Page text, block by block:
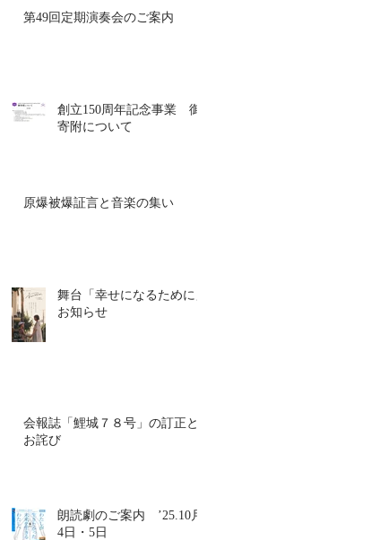
第49回定期演奏会のご案内
創立150周年記念事業 御
寄附について
原爆被爆証言と音楽の集い
舞台「幸せになるために」
お知らせ
会報誌「鯉城７８号」の訂正と
お詫び
朗読劇のご案内 ’25.10月
4日・5日